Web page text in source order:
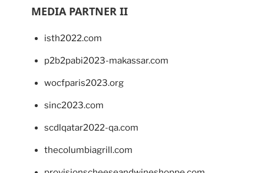
MEDIA PARTNER II
isth2022.com
p2b2pabi2023-makassar.com
wocfparis2023.org
sinc2023.com
scdlqatar2022-qa.com
thecolumbiagrill.com